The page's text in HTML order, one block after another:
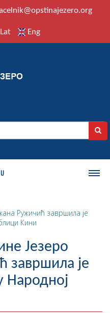
Lat Eng
Ружичић завршила је
Кини
Језеро
завршила је
Народној